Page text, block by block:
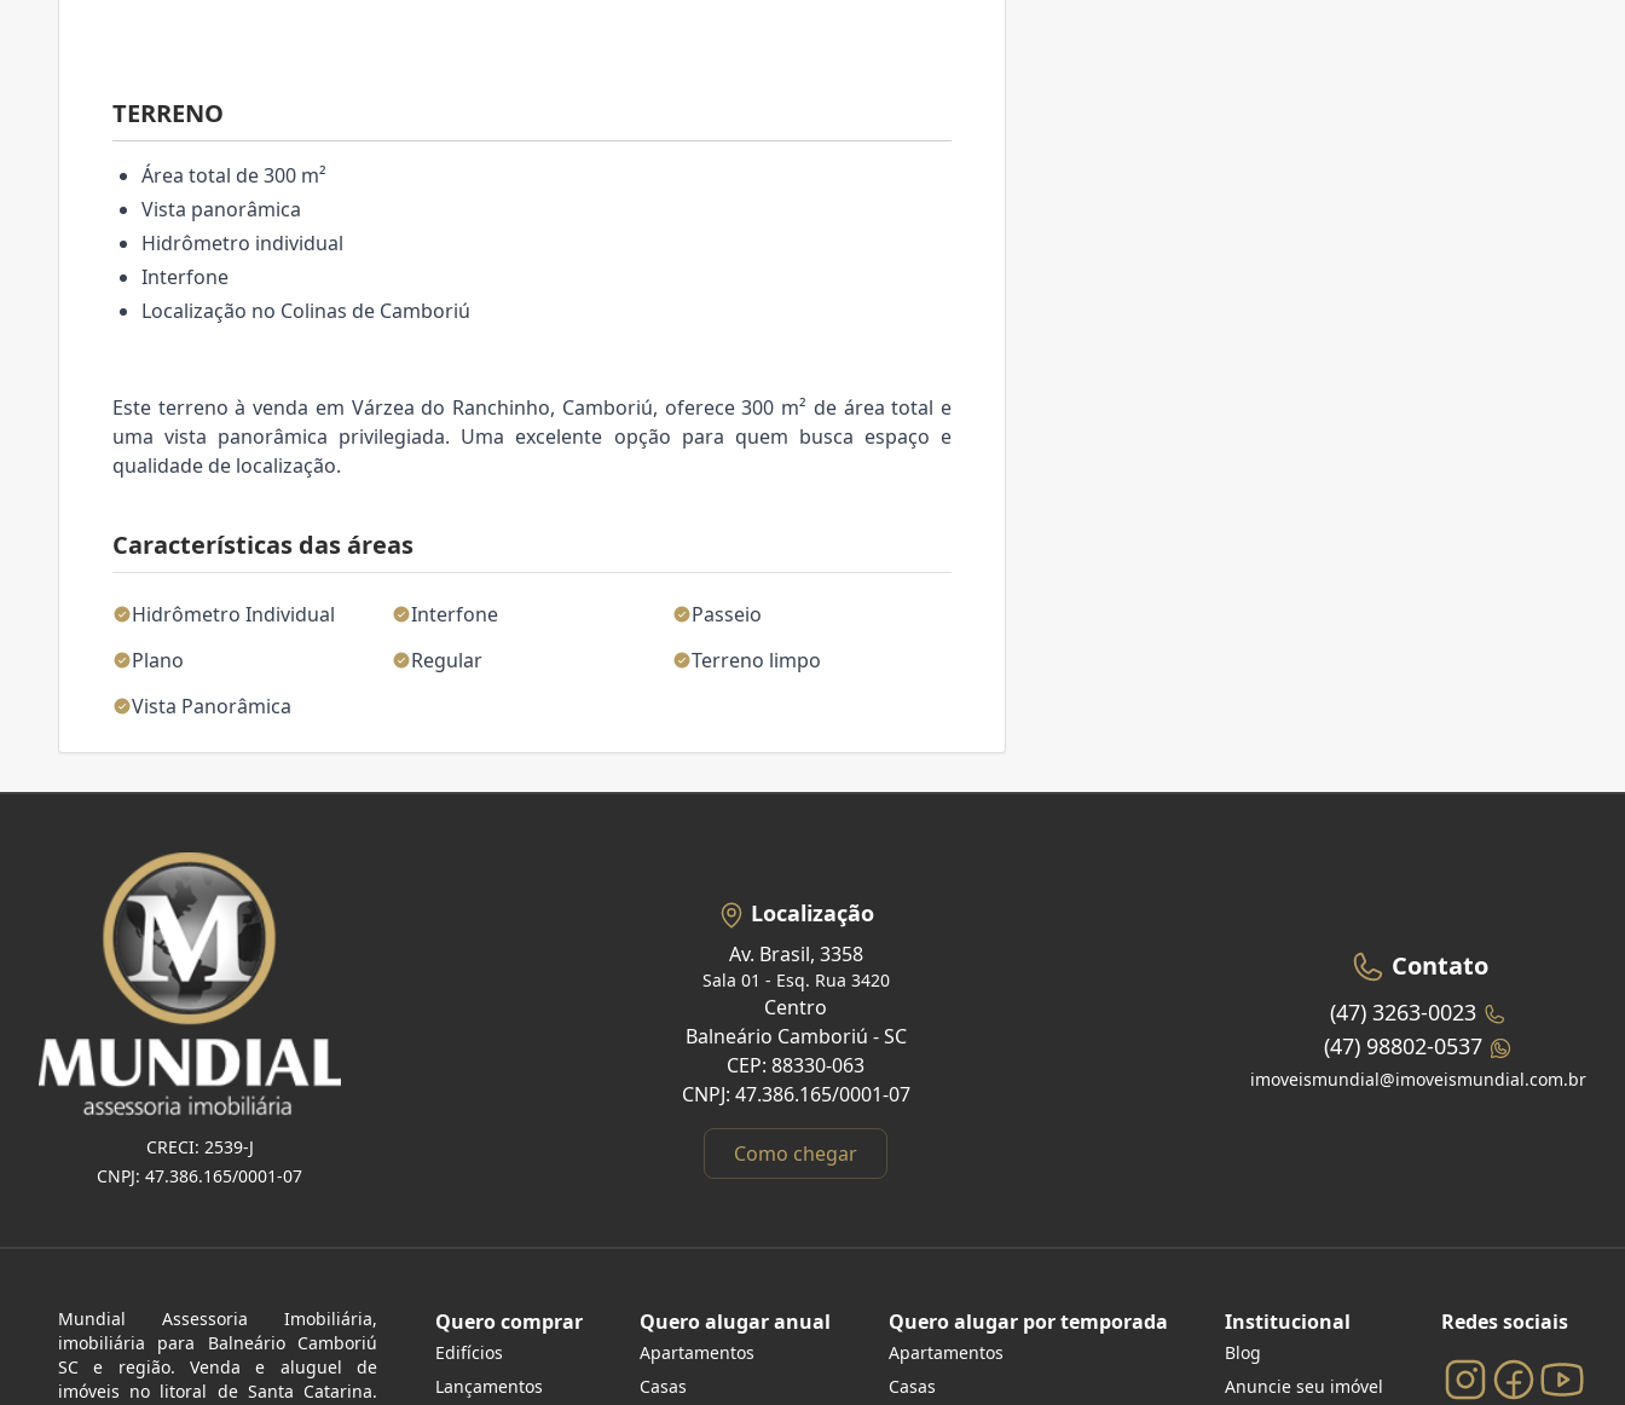
Características das áreas
Hidrômetro Individual Interfone
Passeio
Plano
Regular
Terreno limpo
Vista Panorâmica
TERRENO
Área total de 300 m²
Vista panorâmica
Hidrômetro individual
Interfone
Localização no Colinas de Camboriú
Este terreno à venda em Várzea do Ranchinho, Camboriú, oferece 300 m² de área total e
uma vista panorâmica privilegiada. Uma excelente opção para quem busca espaço e
qualidade de localização.
CRECI: 2539-J
CNPJ: 47.386.165/0001-07
Localização
Av. Brasil, 3358
Sala 01 - Esq. Rua 3420
Centro
Balneário Camboriú - SC
CEP: 88330-063
CNPJ: 47.386.165/0001-07
Como chegar
Contato
(47) 3263-0023
(47) 98802-0537
imoveismundial@imoveismundial.com.br
Mundial Assessoria Imobiliária,
imobiliária para Balneário Camboriú
SC e região. Venda e aluguel de
imóveis no litoral de Santa Catarina.
Quero comprar
Edifícios
Lançamentos
Quero alugar anual
Apartamentos
Casas
Quero alugar por temporada
Apartamentos
Casas
Institucional
Blog
Anuncie seu imóvel
Redes sociais